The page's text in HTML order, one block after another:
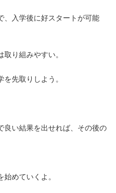
、入学後に好スタートが可能
り組みやすい。
先取りしよう。
良い結果を出せれば、その後の
めていくよ。